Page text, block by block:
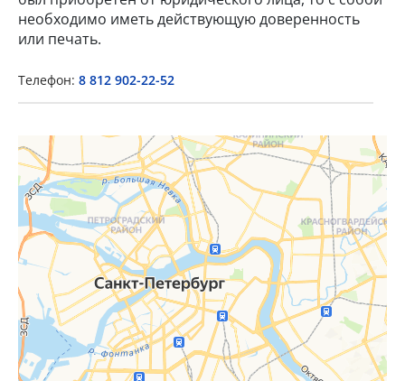
необходимо иметь действующую доверенность
или печать.
Телефон: 8 812 902-22-52
Popup Title
Popup Content